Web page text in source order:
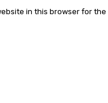
in this browser for